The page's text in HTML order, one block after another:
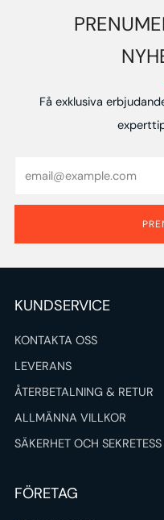
Få exklusiva
KUNDSERVICE
KONTAKTA OSS
LEVERANS
ÅTERBETALNING & RETUR
ALLMÄNNA VILLKOR
SÄKERHET OCH SEKRETESS
FÖRETAG